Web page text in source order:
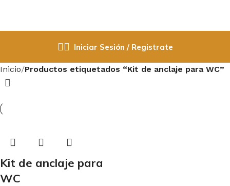
Iniciar Sesión / Registrate
Inicio Productos etiquetados “Kit de anclaje para WC”
Kit de anclaje para
WC